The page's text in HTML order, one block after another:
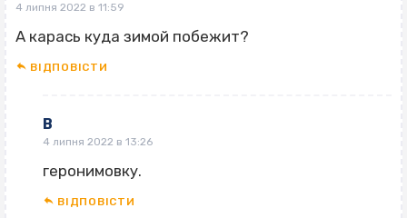
4 липня 2022 в 11:59
А карась куда зимой побежит?
ВІДПОВІCТИ
В
4 липня 2022 в 13:26
геронимовку.
ВІДПОВІCТИ